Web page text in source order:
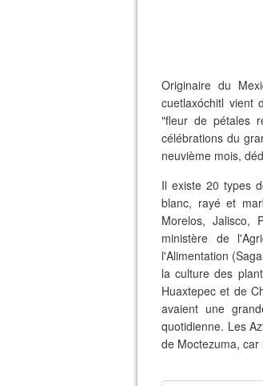
Originaire du
cuetlaxóchitl vient
"fleur de pétales
célébrations du
neuvième mois,
Il existe 20 types
blanc, rayé et
Morelos, Jalisco,
ministère de
l'Alimentation
la culture des
Huaxtepec et de
avaient une
quotidienne. Les
de Moctezuma,